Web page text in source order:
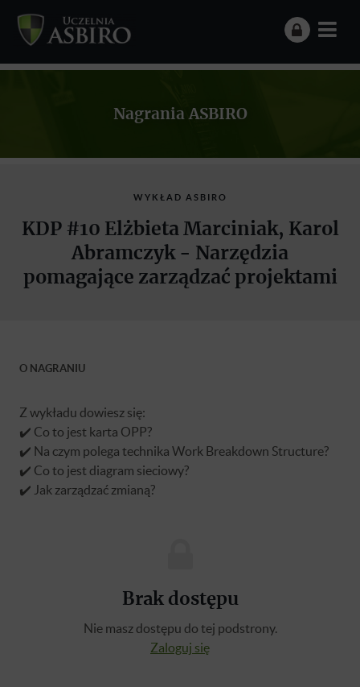
Nagrania ASBIRO
WYKŁAD ASBIRO
KDP #10 Elżbieta Marciniak, Karol
Abramczyk - Narzędzia
pomagające zarządzać projektami
O NAGRANIU
Z wykładu dowiesz się:
✔️ Co to jest karta OPP?
✔️ Na czym polega technika Work Breakdown Structure?
✔️ Co to jest diagram sieciowy?
✔️ Jak zarządzać zmianą?
Brak dostępu
Nie masz dostępu do tej podstrony.
Zaloguj się